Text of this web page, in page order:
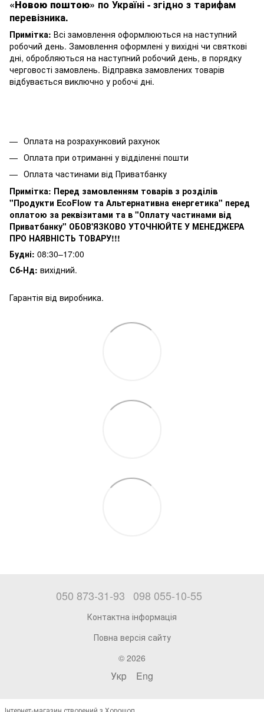
«Новою поштою» по Україні - згідно з тарифам
перевізника.
Примітка: Всі замовлення оформлюються на наступний
робочий день. Замовлення оформлені у вихідні чи святкові
дні, обробляються на наступний робочий день, в порядку
черговості замовлень. Відправка замовлених товарів
відбувається виключно у робочі дні.
Оплата на розрахунковий рахунок
Оплата при отриманні у відділенні пошти
Оплата частинами від Приватбанку
Примітка: Перед замовленням товарів з розділів
"Продукти EcoFlow та Альтернативна енергетика" перед
оплатою за реквізитами та в "Оплату частинами від
Приватбанку" ОБОВ'ЯЗКОВО УТОЧНЮЙТЕ У МЕНЕДЖЕРА
ПРО НАЯВНІСТЬ ТОВАРУ!!!
Будні: 08:30–17:00
Сб-Нд: вихідний.
Гарантія від виробника.
050 873-31-93 098 055-10-55
Контактна інформація
Повна версія сайту
© 2026
Укр Eng
Інтернет-магазин створений з Хорошоп